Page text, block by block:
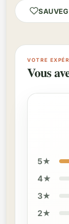
VOTRE
Vous
5★
4★
3★
2★